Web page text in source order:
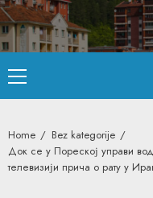
Primary
Menu
Home
Bez kategorije
Док се у Пореској управи
телевизији прича о рату у